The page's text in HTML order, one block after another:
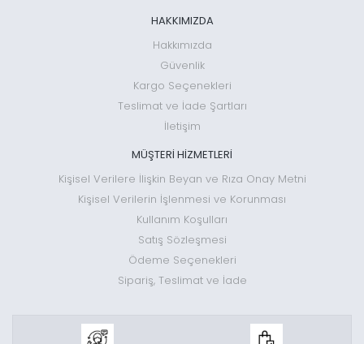
HAKKIMIZDA
Hakkımızda
Güvenlik
Kargo Seçenekleri
Teslimat ve İade Şartları
İletişim
MÜŞTERİ HİZMETLERİ
Kişisel Verilere İlişkin Beyan ve Rıza Onay Metni
Kişisel Verilerin İşlenmesi ve Korunması
Kullanım Koşulları
Satış Sözleşmesi
Ödeme Seçenekleri
Sipariş, Teslimat ve İade